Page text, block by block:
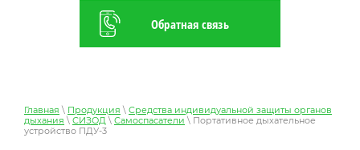
Обратная связь
Главная \ Продукция \ Средства индивидуальной защиты органов
дыхания \ СИЗОД \ Самоспасатели \ Портативное дыхательное
устройство ПДУ-3